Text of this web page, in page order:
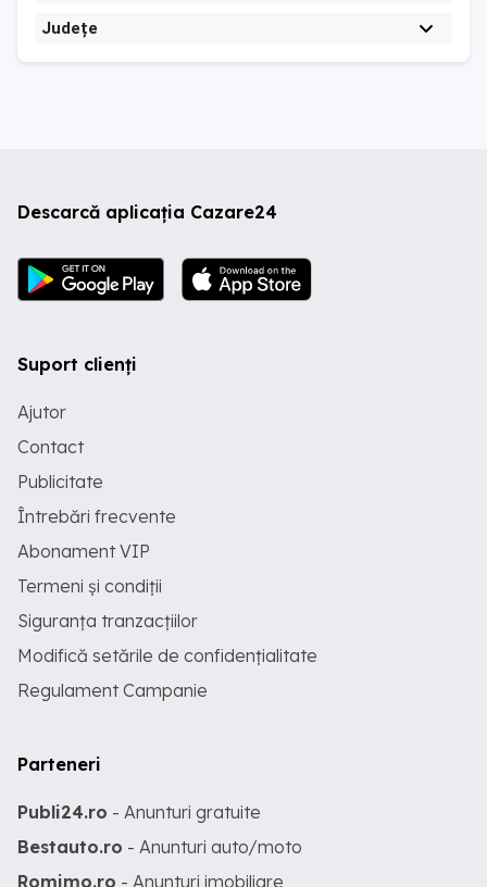
Județe
Descarcă aplicația Cazare24
Suport clienți
Ajutor
Contact
Publicitate
Întrebări frecvente
Abonament VIP
Termeni și condiții
Siguranța tranzacțiilor
Modifică setările de confidențialitate
Regulament Campanie
Parteneri
Publi24.ro - Anunturi gratuite
Bestauto.ro - Anunturi auto/moto
Romimo.ro - Anunturi imobiliare